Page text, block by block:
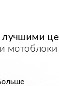
лучшими
мотоблоки